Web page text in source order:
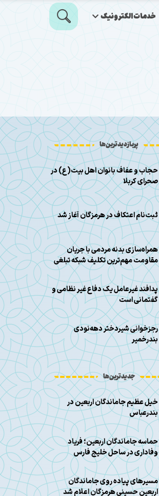
خدمات‌الکترونیک
پربازدیدترین‌ها
حجاب و عفاف بانوان اهل بیت(ع) در
صحرای کربلا
ثبت‌نام اعتکاف در هرمزگان آغاز شد
همراه‌سازی بدنه مردمی با جریان
مقاومت مهم‌ترین تکلیف شبکه تبلغی
پدافند غیرعامل یک دفاع غیر نظامی و
گفتمانی است
رجزخوانی شیر‌دختر دهه‌نودی
بندرخمیر
جدیدترین‌ها
خیل عظیم جاماندگان اربعین در
بندرعباس
حماسه جاماندگان اربعین؛ فریاد
وفاداری در ساحل خلیج فارس
مسیرهای پیاده روی جاماندگان
اربعین حسینی هرمزگان اعلام شد